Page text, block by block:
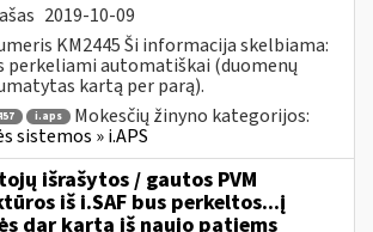
2019-10-09
KM2445 Ši informacija skelbiama:
perkeliami automatiškai (duomenų
kartą per parą).
i.aps
Mokesčių žinyno kategorijos:
sistemos » i.APS
išrašytos / gautos PVM
iš i.SAF bus perkeltos...į
dar kartą iš naujo patiems